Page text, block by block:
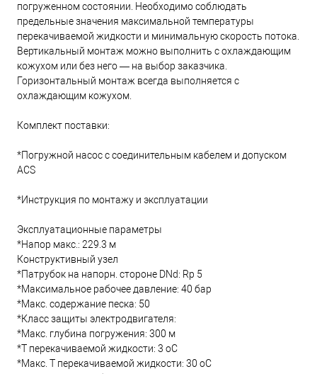
погруженном состоянии. Необходимо соблюдать
предельные значения максимальной температуры
перекачиваемой жидкости и минимальную скорость потока.
Вертикальный монтаж можно выполнить с охлаждающим
кожухом или без него — на выбор заказчика.
Горизонтальный монтаж всегда выполняется с
охлаждающим кожухом.
Комплект поставки:
*Погружной насос с соединительным кабелем и допуском
ACS
*Инструкция по монтажу и эксплуатации
Эксплуатационные параметры
*Напор макс.: 229.3 м
Конструктивный узел
*Патрубок на напорн. стороне DNd: Rp 5
*Максимальное рабочее давление: 40 бар
*Макс. содержание песка: 50
*Класс защиты электродвигателя:
*Макс. глубина погружения: 300 м
*Т перекачиваемой жидкости: 3 oC
*Макс. T перекачиваемой жидкости: 30 oC